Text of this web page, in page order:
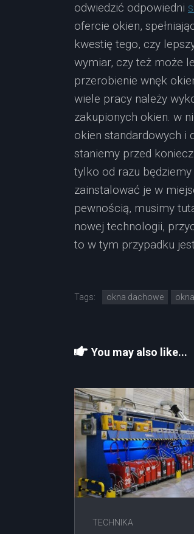
odwiedzić odpowiedni
ofercie okien,
kwestię tego, czy
wymiar, czy też może
przerobienie wnęk
wiele pracy należy
zakupionych okien. w
okien standardowych i
staniemy przed
tylko od razu
zainstalować je w
pewnością, musimy
nowej technologii,
to w tym przypadku
Tags: okna dachowe
You may also like...
TECHNIKA